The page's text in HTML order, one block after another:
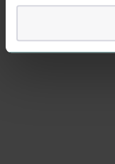
identifiserer deg,